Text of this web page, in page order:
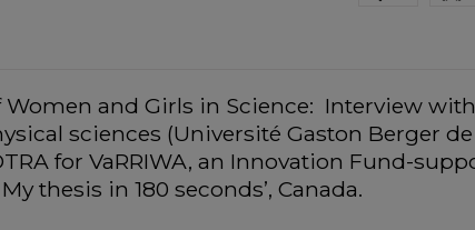
and Girls in Science:  Interview
sciences (Université Gaston Berger
for VaRRIWA, an Innovation Fund-
thesis in 180 seconds’, Canada.